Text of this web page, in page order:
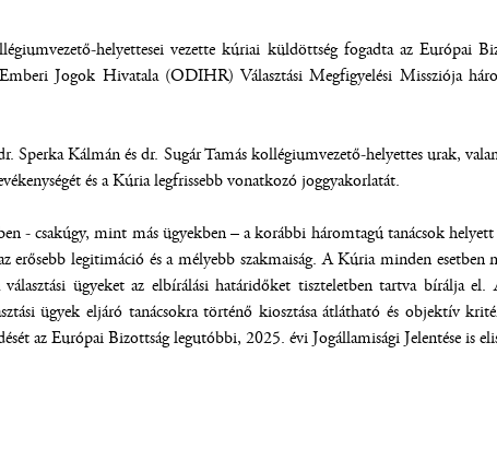
helyettesei vezette kúriai küldöttség fogadta az Európai
Jogok Hivatala (ODIHR) Választási Megfigyelési Missziója
Sperka Kálmán és dr. Sugár Tamás kollégiumvezető-helyettes urak,
és a Kúria legfrissebb vonatkozó joggyakorlatát.
- csakúgy, mint más ügyekben – a korábbi háromtagú tanácsok
erősebb legitimáció és a mélyebb szakmaiság. A Kúria minden esetben
választási ügyeket az elbírálási határidőket tiszteletben tartva bírálja
ügyek eljáró tanácsokra történő kiosztása átlátható és objektív
az Európai Bizottság legutóbbi, 2025. évi Jogállamisági Jelentése is